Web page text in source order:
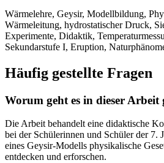
Wärmelehre, Geysir, Modellbildung,
Wärmeleitung, hydrostatischer Druck,
Experimente, Didaktik,
Sekundarstufe I, Eruption,
Häufig gestellte Fragen
Worum geht es in dieser Arbeit
Die Arbeit behandelt eine didaktische
bei der Schülerinnen und Schüler der 7.
eines Geysir-Modells physikalische
entdecken und erforschen.